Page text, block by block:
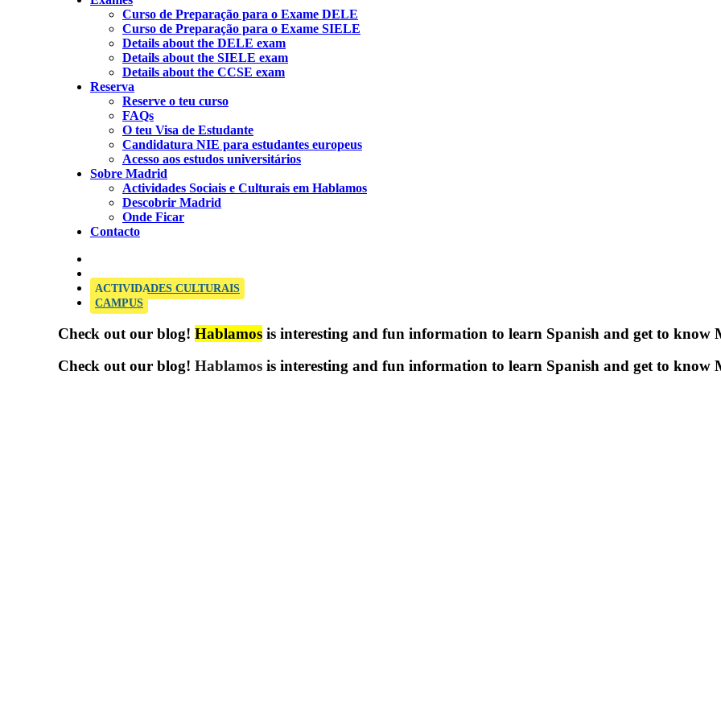
Curso de Preparação para o Exame DELE
Curso de Preparação para o Exame SIELE
Details about the DELE exam
Details about the SIELE exam
Details about the CCSE exam
Reserva
Reserve o teu curso
FAQs
O teu Visa de Estudante
Candidatura NIE para estudantes europeus
Acesso aos estudos universitários
Sobre Madrid
Actividades Sociais e Culturais em Hablamos
Descobrir Madrid
Onde Ficar
Contacto
ACTIVIDADES CULTURAIS
CAMPUS
Check out our blog! Hablamos is interesting and fun information to learn Spanish and get to know
Check out our blog! Hablamos is interesting and fun information to learn Spanish and get to know